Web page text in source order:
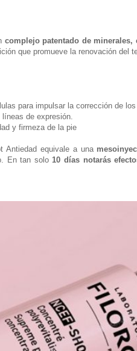
complejo patentado de
que promueve la renovación del
para impulsar la corrección de
de expresión.
y firmeza de la pie
Antiedad equivale a una
En tan solo10 días notarás